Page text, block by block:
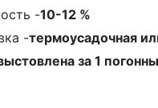
-10-12 %
-термоусадочная
за 1